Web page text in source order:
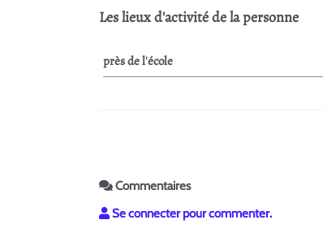
Les lieux d'activité de la personne
près de l'école
Commentaires
Se connecter pour commenter.